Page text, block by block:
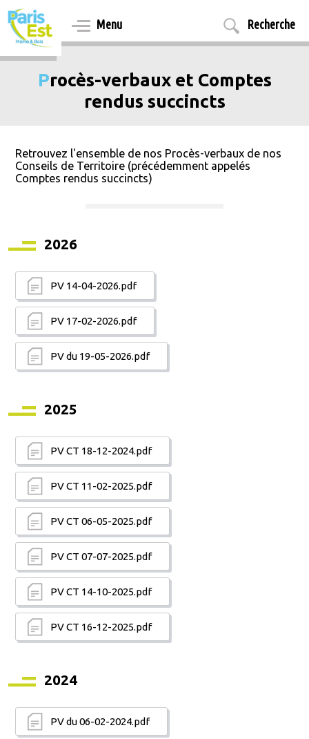
Aller
au
contenu
principal
Menu Recherche
Procès-verbaux et Comptes
rendus succincts
Retrouvez l'ensemble de nos Procès-verbaux de nos
Conseils de Territoire (précédemment appelés
Comptes rendus succincts)
2026
PV 14-04-2026.pdf
PV 17-02-2026.pdf
PV du 19-05-2026.pdf
2025
PV CT 18-12-2024.pdf
PV CT 11-02-2025.pdf
PV CT 06-05-2025.pdf
PV CT 07-07-2025.pdf
PV CT 14-10-2025.pdf
PV CT 16-12-2025.pdf
2024
PV du 06-02-2024.pdf